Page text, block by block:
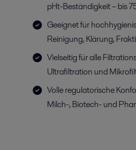
pHt-Beständigkeit – bis
Geeignet für
Reinigung, Klärung,
Vielseitig für alle
Ultrafiltration und
Volle regulatorische
Milch-, Biotech- und